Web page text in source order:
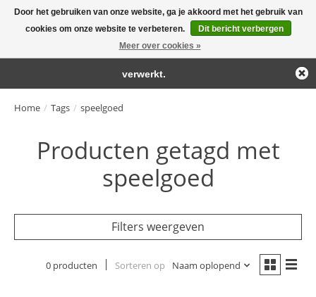
Large selection of products and fast shipping!
Home / Tags / speelgoed
Producten getagd met
speelgoed
Filters weergeven
0 producten Sorteren op Naam oplopend
Door het gebruiken van onze website, ga je akkoord met het gebruik van
cookies om onze website te verbeteren.
Dit bericht verbergen
Meer over cookies »
← Keer terug naar de backofficeDeze winkel is in aanbouw.
Eventueel geplaatste orders zullen niet worden gehonoreerd of
verwerkt.